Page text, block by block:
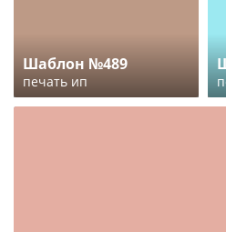
Шаблон №489
печать ип